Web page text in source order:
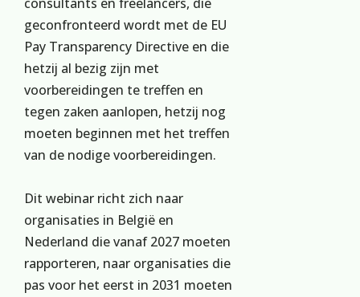
geconfronteerd wordt met de EU
Pay Transparency Directive en die
hetzij al bezig zijn met
voorbereidingen te treffen en
tegen zaken aanlopen, hetzij nog
moeten beginnen met het treffen
van de nodige voorbereidingen.
Dit webinar richt zich naar
organisaties in België en
Nederland die vanaf 2027 moeten
rapporteren, naar organisaties die
pas voor het eerst in 2031 moeten